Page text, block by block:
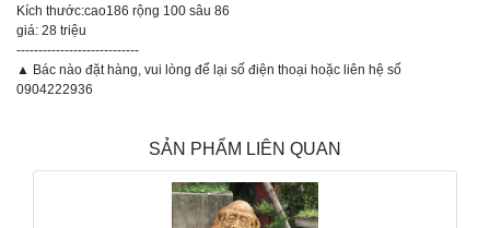
Kích thước:cao186 rộng 100 sâu 86
giá: 28 triệu
----------------------------
▲ Bác nào đặt hàng, vui lòng để lại số điện thoại hoặc liên hệ số
0904222936
SẢN PHẨM LIÊN QUAN